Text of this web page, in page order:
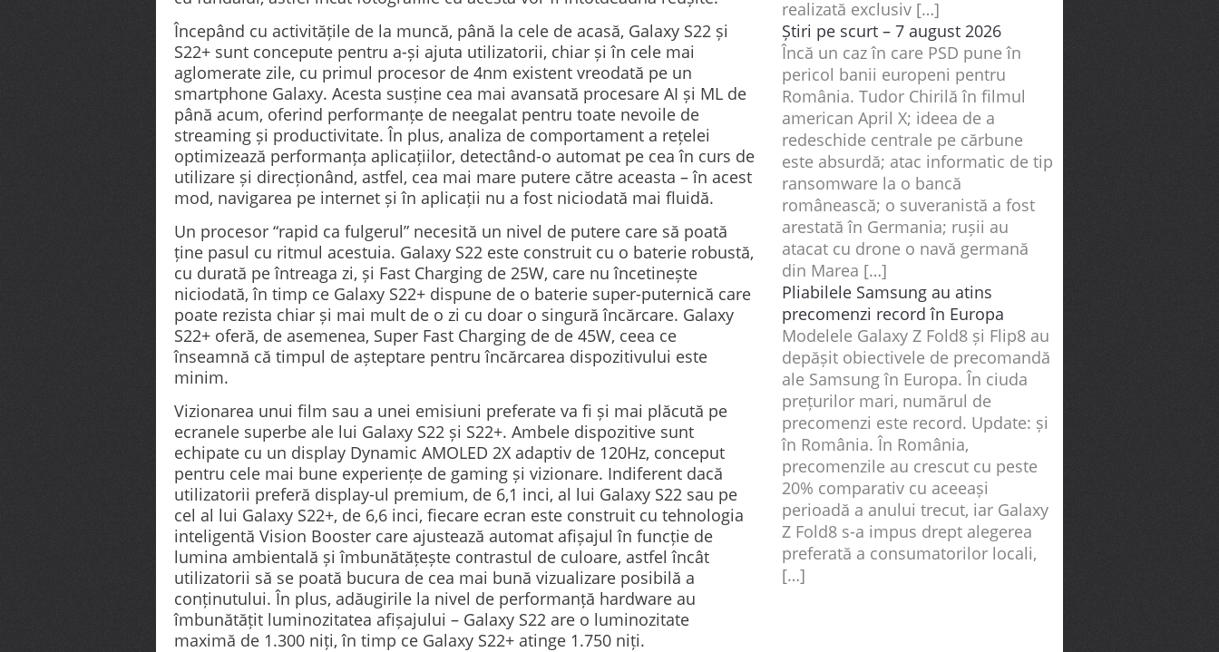
Începând cu activitățile de la muncă, până la cele de acasă, Galaxy S22 și
S22+ sunt concepute pentru a-și ajuta utilizatorii, chiar și în cele mai
aglomerate zile, cu primul procesor de 4nm existent vreodată pe un
smartphone Galaxy. Acesta susține cea mai avansată procesare AI și ML de
până acum, oferind performanțe de neegalat pentru toate nevoile de
streaming și productivitate. În plus, analiza de comportament a rețelei
optimizează performanța aplicațiilor, detectând-o automat pe cea în curs de
utilizare și direcționând, astfel, cea mai mare putere către aceasta – în acest
mod, navigarea pe internet și în aplicații nu a fost niciodată mai fluidă.
Un procesor “rapid ca fulgerul” necesită un nivel de putere care să poată
ține pasul cu ritmul acestuia. Galaxy S22 este construit cu o baterie robustă,
cu durată pe întreaga zi, și Fast Charging de 25W, care nu încetinește
niciodată, în timp ce Galaxy S22+ dispune de o baterie super-puternică care
poate rezista chiar și mai mult de o zi cu doar o singură încărcare. Galaxy
S22+ oferă, de asemenea, Super Fast Charging de de 45W, ceea ce
înseamnă că timpul de așteptare pentru încărcarea dispozitivului este
minim.
Vizionarea unui film sau a unei emisiuni preferate va fi și mai plăcută pe
ecranele superbe ale lui Galaxy S22 și S22+. Ambele dispozitive sunt
echipate cu un display Dynamic AMOLED 2X adaptiv de 120Hz, conceput
pentru cele mai bune experiențe de gaming și vizionare. Indiferent dacă
utilizatorii preferă display-ul premium, de 6,1 inci, al lui Galaxy S22 sau pe
cel al lui Galaxy S22+, de 6,6 inci, fiecare ecran este construit cu tehnologia
inteligentă Vision Booster care ajustează automat afișajul în funcție de
lumina ambientală și îmbunătățește contrastul de culoare, astfel încât
utilizatorii să se poată bucura de cea mai bună vizualizare posibilă a
conținutului. În plus, adăugirile la nivel de performanță hardware au
îmbunătățit luminozitatea afișajului – Galaxy S22 are o luminozitate
maximă de 1.300 niți, în timp ce Galaxy S22+ atinge 1.750 niți.
realizată exclusiv […]
Știri pe scurt – 7 august 2026
Încă un caz în care PSD pune în
pericol banii europeni pentru
România. Tudor Chirilă în filmul
american April X; ideea de a
redeschide centrale pe cărbune
este absurdă; atac informatic de tip
ransomware la o bancă
românească; o suveranistă a fost
arestată în Germania; rușii au
atacat cu drone o navă germană
din Marea […]
Pliabilele Samsung au atins
precomenzi record în Europa
Modelele Galaxy Z Fold8 și Flip8 au
depășit obiectivele de precomandă
ale Samsung în Europa. În ciuda
prețurilor mari, numărul de
precomenzi este record. Update: și
în România. În România,
precomenzile au crescut cu peste
20% comparativ cu aceeași
perioadă a anului trecut, iar Galaxy
Z Fold8 s-a impus drept alegerea
preferată a consumatorilor locali,
[…]